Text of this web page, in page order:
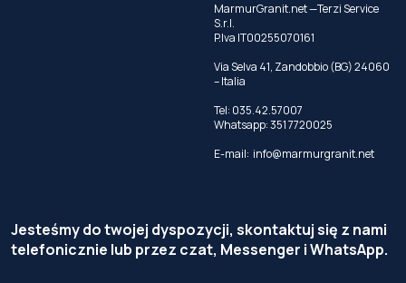
MarmurGranit.net —Terzi Service
S.r.l.
P.Iva IT00255070161
Via Selva 41, Zandobbio (BG) 24060
– Italia
Tel: 035.42.57007
Whatsapp:351 7720025
E-mail: info@marmurgranit.net
Jesteśmy do twojej dyspozycji, skontaktuj się z nami
telefonicznie lub przez czat, Messenger i WhatsApp.